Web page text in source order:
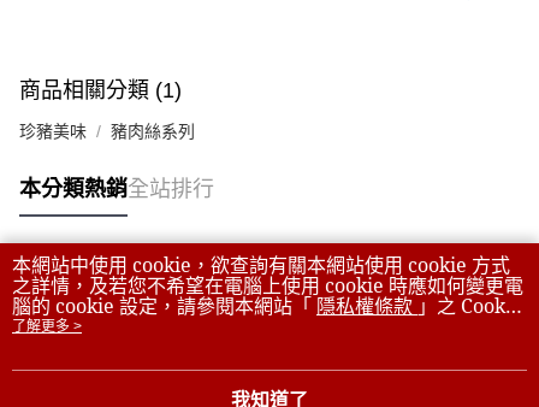
商品相關分類 (1)
珍豬美味 豬肉絲系列
本分類熱銷全站排行
熱門標籤
本網站中使用 cookie，欲查詢有關本網站使用 cookie 方式
之詳情，及若您不希望在電腦上使用 cookie 時應如何變更電
腦的 cookie 設定，請參閱本網站「 隱私權條款 」之 Cookie
聲明。您繼續使用本網站即表示您同意本公司得按本網站使
了解更多 >
我知道了